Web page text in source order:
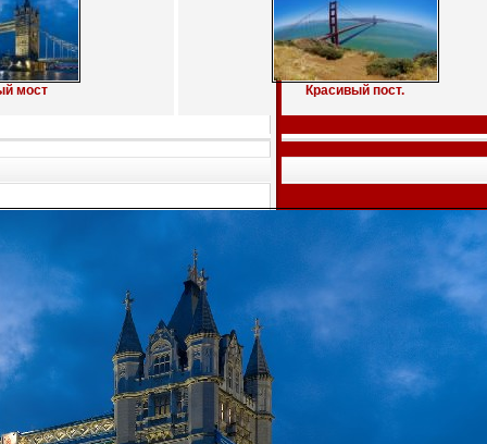
мост Красивый пост.